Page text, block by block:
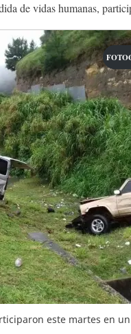
de vidas humanas,
este martes en